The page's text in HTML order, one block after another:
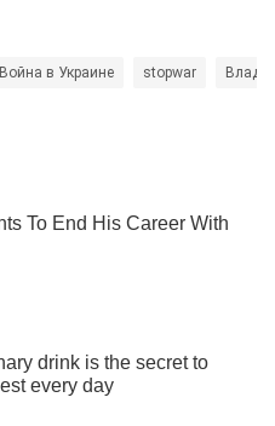
Война в Украине stopwar